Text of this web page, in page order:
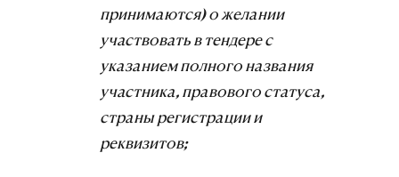
принимаются) о желании
участвовать в тендере с
указанием полного названия
участника, правового статуса,
страны регистрации и
реквизитов;